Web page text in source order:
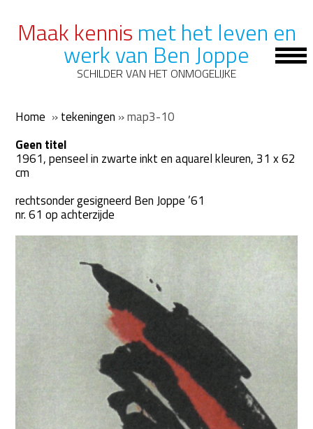
Maak kennis met het leven en
werk van Ben Joppe
SCHILDER VAN HET ONMOGELIJKE
Home »tekeningen »map3-10
Geen titel
1961, penseel in zwarte inkt en aquarel kleuren, 31 x 62
cm
rechtsonder gesigneerd Ben Joppe ’61
nr. 61 op achterzijde